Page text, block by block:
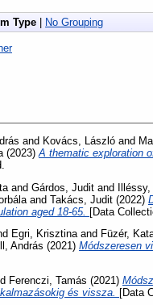
Type No Grouping
and Kovács, László and
(2023) A thematic exploration
and Gárdos, Judit and
and Takács, Judit (2022)
aged 18-65. [Data
Egri, Krisztinaand Füzér,
András (2021) Módszeresen
Ferenczi, Tamás (2021)
és vissza. [Data